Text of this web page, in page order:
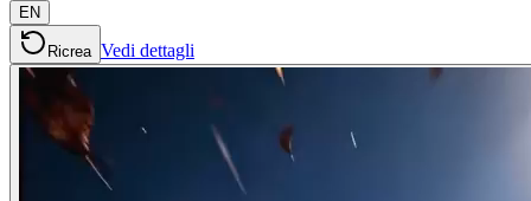
EN
Ricrea Vedi dettagli